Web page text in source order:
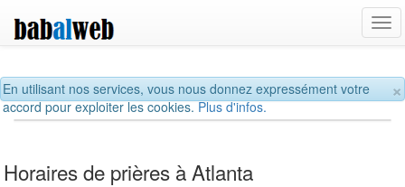
×
En utilisant nos services, vous nous donnez expressément votre
accord pour exploiter les cookies.Plus d'infos.
Horaires de prières à Atlanta